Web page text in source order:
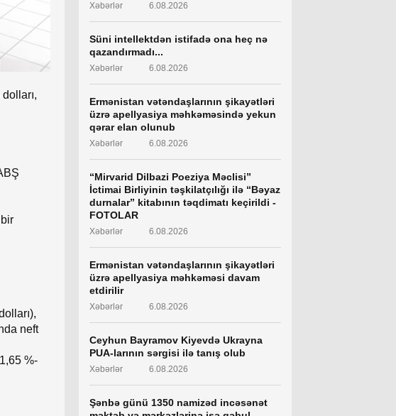
neft
%-
Xəbərlər 6.08.2026
Süni intellektdən istifadə ona heç nə
qazandırmadı...
Xəbərlər 6.08.2026
Ermənistan vətəndaşlarının şikayətləri
üzrə apellyasiya məhkəməsində yekun
qərar elan olunub
Xəbərlər 6.08.2026
“Mirvarid Dilbazi Poeziya Məclisi”
İctimai Birliyinin təşkilatçılığı ilə “Bəyaz
durnalar” kitabının təqdimatı keçirildi -
FOTOLAR
Xəbərlər 6.08.2026
Ermənistan vətəndaşlarının şikayətləri
üzrə apellyasiya məhkəməsi davam
etdirilir
Xəbərlər 6.08.2026
Ceyhun Bayramov Kiyevdə Ukrayna
PUA-larının sərgisi ilə tanış olub
Xəbərlər 6.08.2026
Şənbə günü 1350 namizəd incəsənət